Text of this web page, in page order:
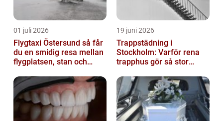
01 juli 2026
Flygtaxi Östersund så får
du en smidig resa mellan
flygplatsen, stan och
19 juni 2026
Trappstädning i
Stockholm: Varför rena
trapphus gör så stor